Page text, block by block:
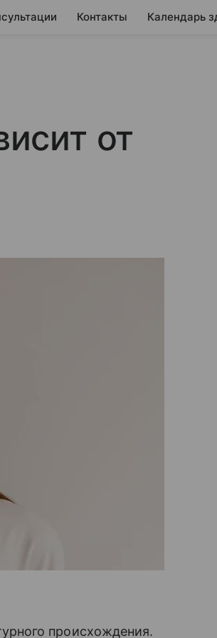
Контакты Календарь
от
происхождения.